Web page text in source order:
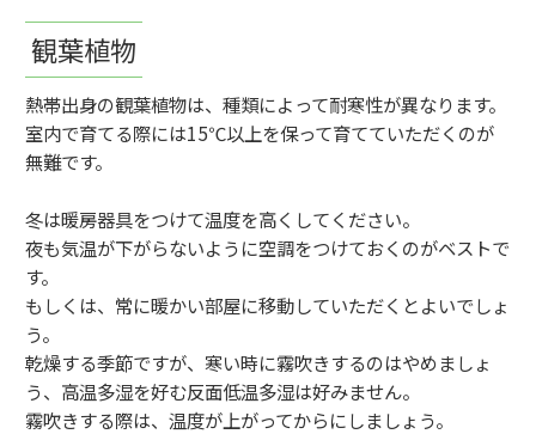
観葉植物
熱帯出身の観葉植物は、種類によって耐寒性が異なります。
室内で育てる際には15℃以上を保って育てていただくのが
無難です。
冬は暖房器具をつけて温度を高くしてください。
夜も気温が下がらないように空調をつけておくのがベストで
す。
もしくは、常に暖かい部屋に移動していただくとよいでしょ
う。
乾燥する季節ですが、寒い時に霧吹きするのはやめましょ
う、高温多湿を好む反面低温多湿は好みません。
霧吹きする際は、温度が上がってからにしましょう。